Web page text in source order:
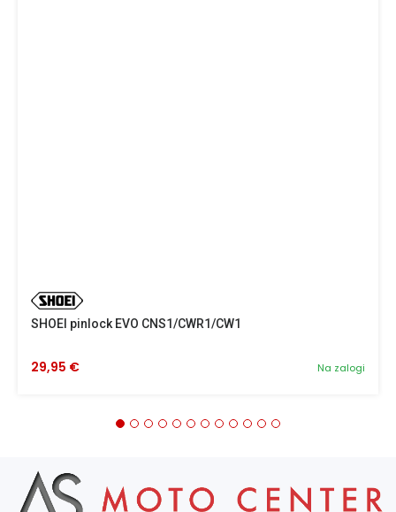
SHOEI pinlock EVO CNS1/CWR1/CW1
Na zalogi
29,95 €